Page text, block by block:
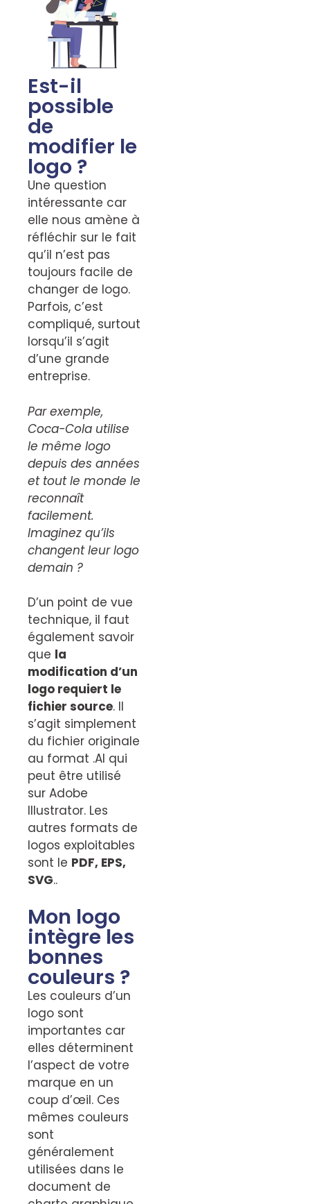
Est-il
possible
de
modifier le
logo ?
Une question
intéressante car
elle nous amène à
réfléchir sur le fait
qu’il n’est pas
toujours facile de
changer de logo.
Parfois, c’est
compliqué, surtout
lorsqu’il s’agit
d’une grande
entreprise.
Par exemple,
Coca-Cola utilise
le même logo
depuis des années
et tout le monde le
reconnaît
facilement.
Imaginez qu’ils
changent leur logo
demain ?
D’un point de vue
technique, il faut
également savoir
que la
modification d’un
logo requiert le
fichier source. Il
s’agit simplement
du fichier originale
au format .AI qui
peut être utilisé
sur Adobe
Illustrator. Les
autres formats de
logos exploitables
sont le PDF, EPS,
SVG..
Mon logo
intègre les
bonnes
couleurs ?
Les couleurs d’un
logo sont
importantes car
elles déterminent
l’aspect de votre
marque en un
coup d’œil. Ces
mêmes couleurs
sont
généralement
utilisées dans le
document de